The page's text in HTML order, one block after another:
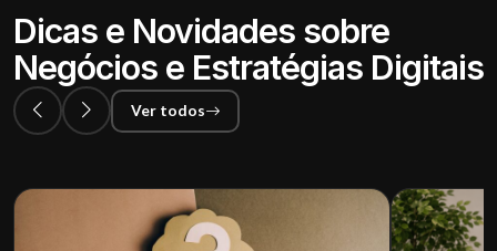
Dicas e Novidades sobre
Negócios e Estratégias Digitais
Ver todos